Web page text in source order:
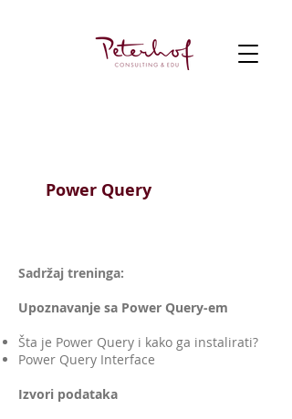
Power Query
Sadržaj treninga:
Upoznavanje sa Power Query-em
Šta je Power Query i kako ga instalirati?
Power Query Interface
Izvori podataka